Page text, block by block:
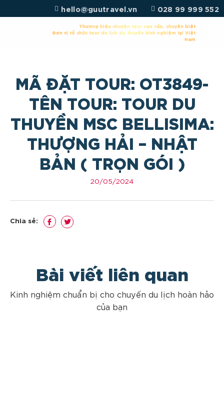
đến
hello@guutravel.vn 028 99 999 552
Thương hiệu chuyên tour cao cấp, chuyên biệt
Đơn vị tổ chức tour du lịch du thuyền kinh nghiệm tại Việt
Nam
MÃ ĐẶT TOUR: OT3849-
TÊN TOUR: TOUR DU
THUYỀN MSC BELLISIMA:
THƯỢNG HẢI – NHẬT
BẢN ( TRỌN GÓI )
20/05/2024
Chia sẻ:
Bài viết liên quan
Kinh nghiệm chuẩn bị cho chuyến du lịch hoàn hảo
của bạn